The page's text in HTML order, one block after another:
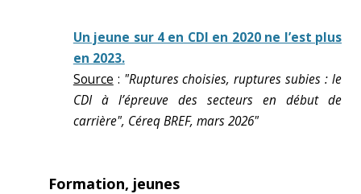
Un jeune sur 4 en CDI en 2020 ne l’est plus
en 2023.
Source : "Ruptures choisies, ruptures subies : le
CDI à l’épreuve des secteurs en début de
carrière", Céreq BREF, mars 2026"
Formation, jeunes